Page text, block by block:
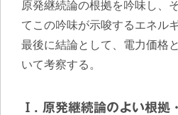
原発継続論の根拠を吟味し、
てこの吟味が示唆するエネル
最後に結論として、電力価格
いて考察する。
Ⅰ. 原発継続論のよい根拠